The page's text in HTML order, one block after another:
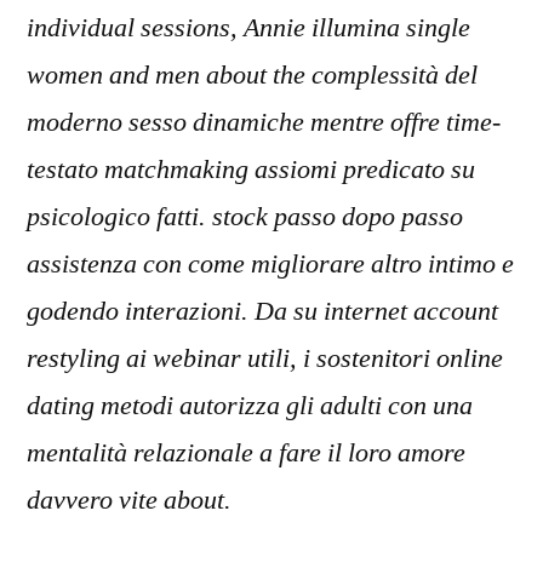
individual sessions, Annie illumina single
women and men about the complessità del
moderno sesso dinamiche mentre offre time-
testato matchmaking assiomi predicato su
psicologico fatti. stock passo dopo passo
assistenza con come migliorare altro intimo e
godendo interazioni. Da su internet account
restyling ai webinar utili, i sostenitori online
dating metodi autorizza gli adulti con una
mentalità relazionale a fare il loro amore
davvero vite about.